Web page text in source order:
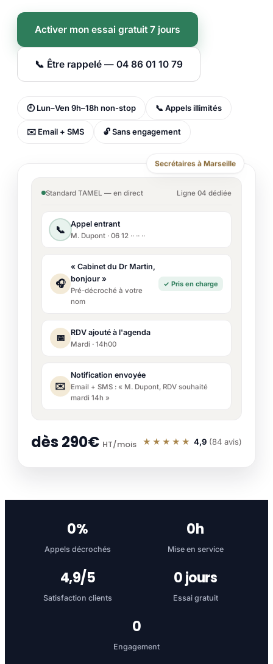
Activer mon essai gratuit 7 jours
📞 Être rappelé — 04 86 01 10 79
🕘 Lun–Ven 9h–18h non-stop 📞 Appels illimités
✉️ Email + SMS 🔓 Sans engagement
Secrétaires à Marseille
Standard TAMEL — en direct Ligne 04 dédiée
📞 Appel entrant
M. Dupont · 06 12 ·· ·· ··
🎧
« Cabinet du Dr Martin,
bonjour »
Pré-décroché à votre
nom
✓ Pris en charge
📅 RDV ajouté à l'agenda
Mardi · 14h00
✉️
Notification envoyée
Email + SMS : « M. Dupont, RDV souhaité
mardi 14h »
dès 290€ HT/mois ★★★★★ 4,9 (84 avis)
0%
Appels décrochés
0h
Mise en service
4,9/5
Satisfaction clients
0jours
Essai gratuit
0
Engagement